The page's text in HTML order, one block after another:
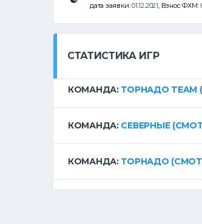
дата заявки:01.12.2021 , Взнос ФХМ:
СТАТИСТИКА ИГР
КОМАНДА: ТОРНАДО TEAM
КОМАНДА: СЕВЕРНЫЕ
КОМАНДА: ТОРНАДО